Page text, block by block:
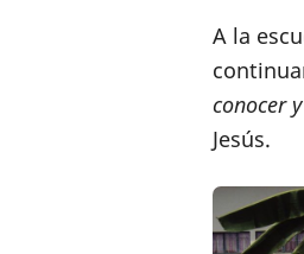
A la
conocer
Jesús.